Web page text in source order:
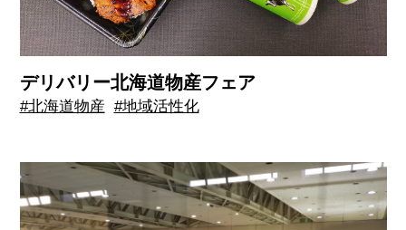
デリバリー北海道物産フェア
#北海道物産 #地域活性化